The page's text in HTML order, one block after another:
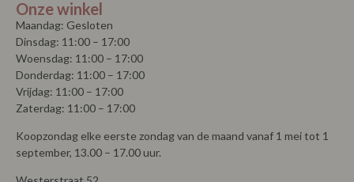
Onze winkel
Maandag: Gesloten
Dinsdag: 11:00 – 17:00
Woensdag: 11:00 – 17:00
Donderdag: 11:00 – 17:00
Vrijdag: 11:00 – 17:00
Zaterdag: 11:00 – 17:00
Koopzondag elke eerste zondag van de maand vanaf 1 mei tot 1
september, 13.00 – 17.00 uur.